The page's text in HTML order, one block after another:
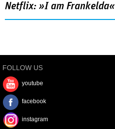
Netflix: »I am Frankelda«
FOLLOW US
youtube
facebook
instagram